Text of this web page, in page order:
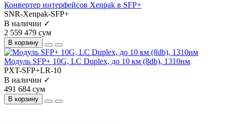
Конвертер интерфейсов Xenpak в SFP+
SNR-Xenpak-SFP+
В наличии ✓
2 559 479 сум
В корзину
Модуль SFP+ 10G, LC Duplex, до 10 км (8db), 1310нм
PXT-SFP+LR-10
В наличии ✓
491 684 сум
В корзину